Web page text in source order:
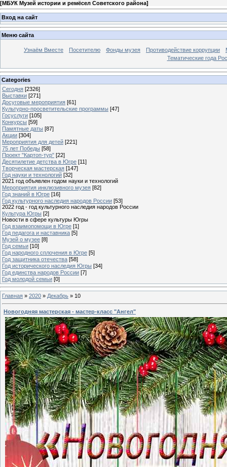
[МБУК Музей истории и ремёсел Советского района]
Вход на сайт
Меню сайта
Узнаём Вместе Посетителю Фонды музея Противодействие коррупции
Тематические года
Categories
Сегодня [2326]
Выставки [271]
Досуговые мероприятия [61]
Культурно-просветительские программы [47]
Госуслуги [105]
Конкурсы [59]
Памятные даты [87]
Акции [304]
Мероприятия для детей [221]
75 лет Победы [58]
Проект "Картоп-тур" [22]
Десятилетие детства в Югре [11]
Творческая мастерская [147]
Год науки и технологий [32]
2021 год объявлен годом науки и технологий
Мероприятия инклюзивного музея [82]
Год знаний в Югре [16]
Год культурного наследия народов России [53]
2022 год - год культурного наследия народов России
Культура Югры [2]
Новости в сфере культуры Югры
Год взаимопомощи в Югре [1]
Год педагога и наставника [5]
Музей о музее [8]
Год семьи [10]
Год народного сплочения в Югре [5]
Год защитника отечества [58]
Год исторического наследия Югры [34]
Год единства народов России [7]
Год молодой семьи [0]
Главная » 2020 » Декабрь » 10
Новогодняя мастерская - мастер-класс "Ангел"